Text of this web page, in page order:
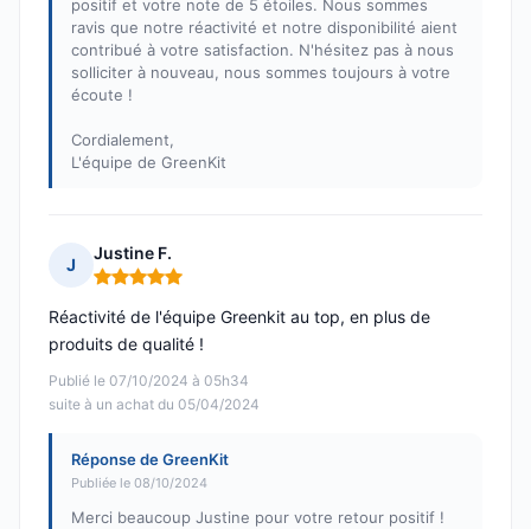
positif et votre note de 5 étoiles. Nous sommes
ravis que notre réactivité et notre disponibilité aient
contribué à votre satisfaction. N'hésitez pas à nous
solliciter à nouveau, nous sommes toujours à votre
écoute !
Cordialement,
L'équipe de GreenKit
J
Justine F.
Note : 5 sur 5
Publié le 07/10/2024 à 05h34
suite à un achat du 05/04/2024
Réactivité de l'équipe Greenkit au top, en plus de
produits de qualité !
Réponse de GreenKit
Publiée le 08/10/2024
Merci beaucoup Justine pour votre retour positif !